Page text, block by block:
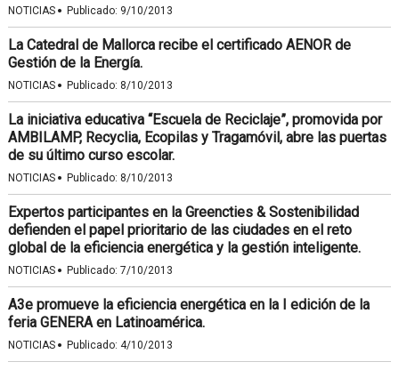
NOTICIAS · Publicado: 9/10/2013
La Catedral de Mallorca recibe el certificado AENOR de
Gestión de la Energía.
NOTICIAS · Publicado: 8/10/2013
La iniciativa educativa “Escuela de Reciclaje”, promovida por
AMBILAMP, Recyclia, Ecopilas y Tragamóvil, abre las puertas
de su último curso escolar.
NOTICIAS · Publicado: 8/10/2013
Expertos participantes en la Greencties & Sostenibilidad
defienden el papel prioritario de las ciudades en el reto
global de la eficiencia energética y la gestión inteligente.
NOTICIAS · Publicado: 7/10/2013
A3e promueve la eficiencia energética en la I edición de la
feria GENERA en Latinoamérica.
NOTICIAS · Publicado: 4/10/2013